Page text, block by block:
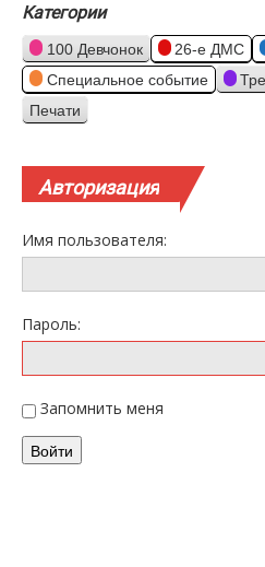
Категории
100 Девчонок 26-е ДМС
Специальное событие
Просмотр
Печати
Авторизация
Имя пользователя:
Пароль:
Запомнить меня
Войти